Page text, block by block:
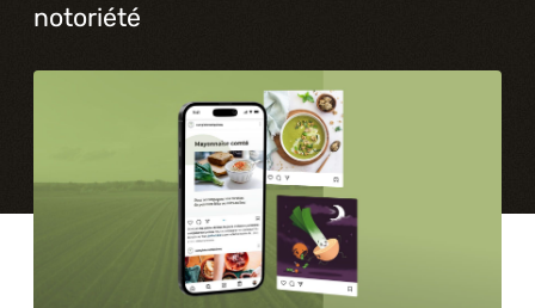
Services complémentaires
Formations
notoriété